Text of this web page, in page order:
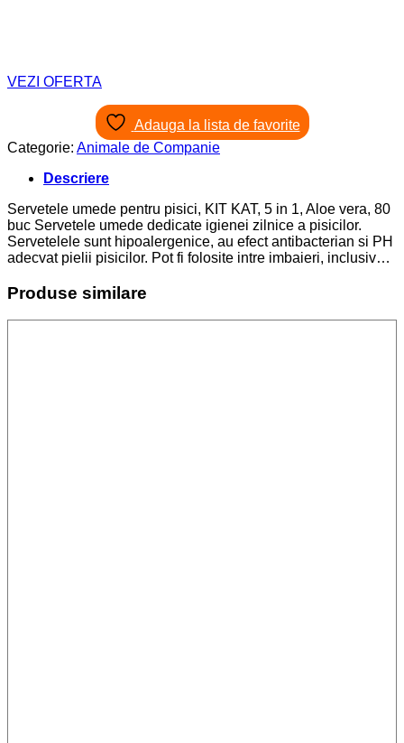
VEZI OFERTA
Adauga la lista de favorite
Categorie: Animale de Companie
Descriere
Servetele umede pentru pisici, KIT KAT, 5 in 1, Aloe vera, 80
buc Servetele umede dedicate igienei zilnice a pisicilor.
Servetelele sunt hipoalergenice, au efect antibacterian si PH
adecvat pielii pisicilor. Pot fi folosite intre imbaieri, inclusiv…
Produse similare